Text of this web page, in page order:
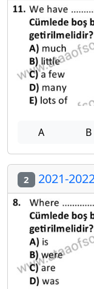
A B
2 2021-